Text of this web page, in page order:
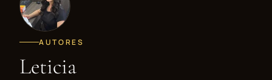
AUTORES
Leticia